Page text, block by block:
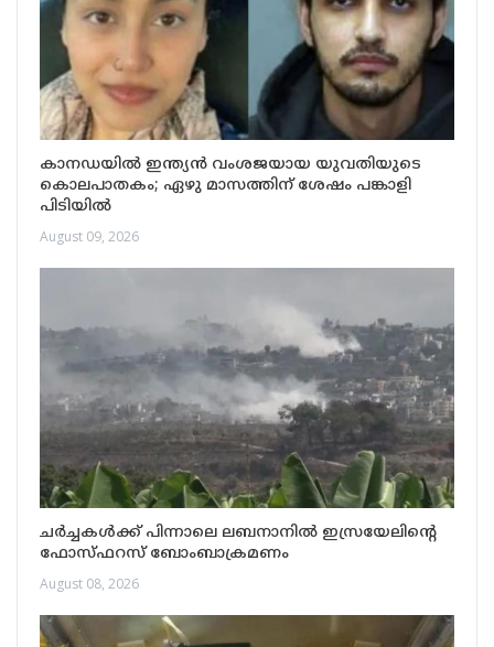
കാനഡയിൽ ഇന്ത്യൻ വംശജയായ യുവതിയുടെ
കൊലപാതകം; ഏഴു മാസത്തിന് ശേഷം പങ്കാളി
പിടിയിൽ
August 09, 2026
ചർച്ചകൾക്ക് പിന്നാലെ ലബനാനിൽ ഇസ്രയേലിന്റെ
ഫോസ്ഫറസ് ബോംബാക്രമണം
August 08, 2026